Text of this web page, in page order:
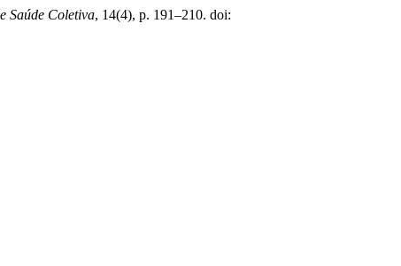
Saúde Coletiva, 14(4), p. 191–210. doi: